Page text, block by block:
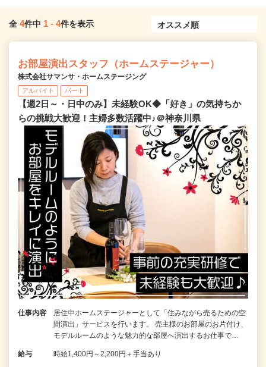
全 4件中 1 - 4件を表示
お部屋演出スタッフ（ホームステージャー）
株式会社サマンサ・ホームステージング
アルバイト パート
【週2日～・日中のみ】未経験OK◆「好き」の気持ちか
らの挑戦大歓迎！主婦多数活躍中♪＠神奈川県
仕事内容
居住中ホームステージャーとして「住みながら売るための空
間演出」サービスを行います。 売主様のお部屋のお片付け、
モデルルームのような魅力的な部屋へ演出するお仕事で…
給与 時給1,400円～2,200円＋手当あり